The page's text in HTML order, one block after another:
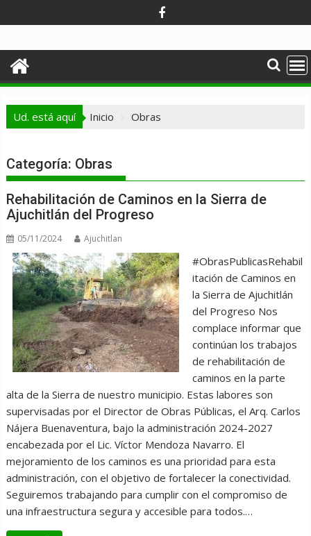
al
Ud. está aquí Inicio Obras
Categoría: Obras
Rehabilitación de Caminos en la Sierra de
Ajuchitlán del Progreso
05/11/2024 Ajuchitlan
#ObrasPublicasRehabil
itación de Caminos en
la Sierra de Ajuchitlán
del Progreso Nos
complace informar que
continúan los trabajos
de rehabilitación de
caminos en la parte
alta de la Sierra de nuestro municipio. Estas labores son
supervisadas por el Director de Obras Públicas, el Arq. Carlos
Nájera Buenaventura, bajo la administración 2024-2027
encabezada por el Lic. Víctor Mendoza Navarro. El
mejoramiento de los caminos es una prioridad para esta
administración, con el objetivo de fortalecer la conectividad.
Seguiremos trabajando para cumplir con el compromiso de
una infraestructura segura y accesible para todos.…